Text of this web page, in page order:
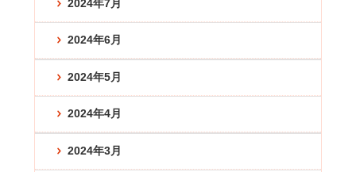
2024年7月
2024年6月
2024年5月
2024年4月
2024年3月